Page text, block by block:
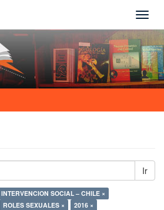
Ir
INTERVENCION SOCIAL – CHILE ×
ROLES SEXUALES ×
2016 ×